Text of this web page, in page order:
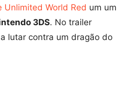
Unlimited World Red um um
3DS. No trailer
lutar contra um dragão do